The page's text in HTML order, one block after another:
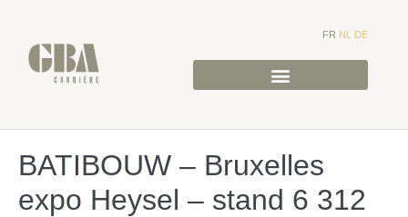
FR NL DE
BATIBOUW – Bruxelles
expo Heysel – stand 6 312